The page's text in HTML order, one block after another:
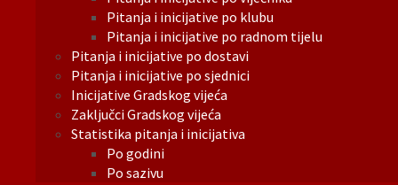
Pitanja i inicijative po klubu
Pitanja i inicijative po radnom tijelu
Pitanja i inicijative po dostavi
Pitanja i inicijative po sjednici
Inicijative Gradskog vijeća
Zaključci Gradskog vijeća
Statistika pitanja i inicijativa
Po godini
Po sazivu